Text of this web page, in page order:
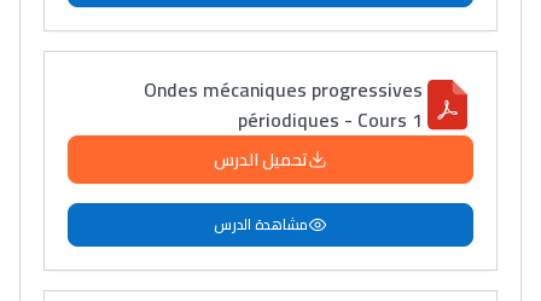
Ondes mécaniques progressives
périodiques - Cours 1
تحميل الدرس
مشاهدة الدرس